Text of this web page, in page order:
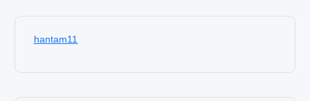
hantam11